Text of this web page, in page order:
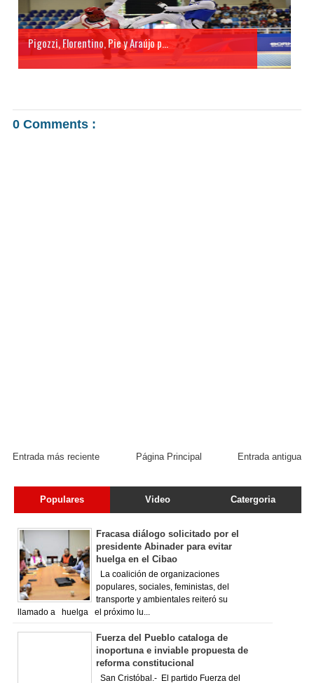
Pigozzi, Florentino, Pie y Araújo p...
0 Comments :
Entrada más reciente Entrada antigua
Página Principal
Populares Video Catergoria
Fracasa diálogo solicitado por el
presidente Abinader para evitar
huelga en el Cibao
La coalición de organizaciones
populares, sociales, feministas, del
transporte y ambientales reiteró su
llamado a huelga el próximo lu...
Fuerza del Pueblo cataloga de
inoportuna e inviable propuesta de
reforma constitucional
San Cristóbal.- El partido Fuerza del